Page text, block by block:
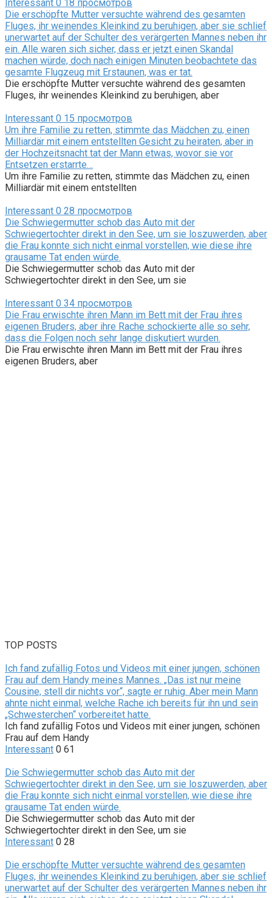
Interessant 0 18 просмотров
Die erschöpfte Mutter versuchte während des gesamten
Fluges, ihr weinendes Kleinkind zu beruhigen, aber sie schlief
unerwartet auf der Schulter des verärgerten Mannes neben ihr
ein. Alle waren sich sicher, dass er jetzt einen Skandal
machen würde, doch nach einigen Minuten beobachtete das
gesamte Flugzeug mit Erstaunen, was er tat.
Die erschöpfte Mutter versuchte während des gesamten
Fluges, ihr weinendes Kleinkind zu beruhigen, aber
Interessant 0 15 просмотров
Um ihre Familie zu retten, stimmte das Mädchen zu, einen
Milliardär mit einem entstellten Gesicht zu heiraten, aber in
der Hochzeitsnacht tat der Mann etwas, wovor sie vor
Entsetzen erstarrte…
Um ihre Familie zu retten, stimmte das Mädchen zu, einen
Milliardär mit einem entstellten
Interessant 0 28 просмотров
Die Schwiegermutter schob das Auto mit der
Schwiegertochter direkt in den See, um sie loszuwerden, aber
die Frau konnte sich nicht einmal vorstellen, wie diese ihre
grausame Tat enden würde.
Die Schwiegermutter schob das Auto mit der
Schwiegertochter direkt in den See, um sie
Interessant 0 34 просмотров
Die Frau erwischte ihren Mann im Bett mit der Frau ihres
eigenen Bruders, aber ihre Rache schockierte alle so sehr,
dass die Folgen noch sehr lange diskutiert wurden.
Die Frau erwischte ihren Mann im Bett mit der Frau ihres
eigenen Bruders, aber
TOP POSTS
Ich fand zufällig Fotos und Videos mit einer jungen, schönen
Frau auf dem Handy meines Mannes. „Das ist nur meine
Cousine, stell dir nichts vor“, sagte er ruhig. Aber mein Mann
ahnte nicht einmal, welche Rache ich bereits für ihn und sein
„Schwesterchen“ vorbereitet hatte.
Ich fand zufällig Fotos und Videos mit einer jungen, schönen
Frau auf dem Handy
Interessant 0 61
Die Schwiegermutter schob das Auto mit der
Schwiegertochter direkt in den See, um sie loszuwerden, aber
die Frau konnte sich nicht einmal vorstellen, wie diese ihre
grausame Tat enden würde.
Die Schwiegermutter schob das Auto mit der
Schwiegertochter direkt in den See, um sie
Interessant 0 28
Die erschöpfte Mutter versuchte während des gesamten
Fluges, ihr weinendes Kleinkind zu beruhigen, aber sie schlief
unerwartet auf der Schulter des verärgerten Mannes neben ihr